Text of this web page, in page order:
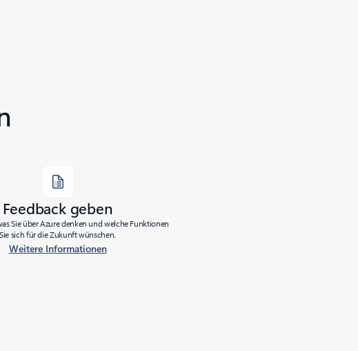
Feedback geben
Sie über Azure denken und welche Funktionen
Sie sich für die Zukunft wünschen.
Weitere Informationen